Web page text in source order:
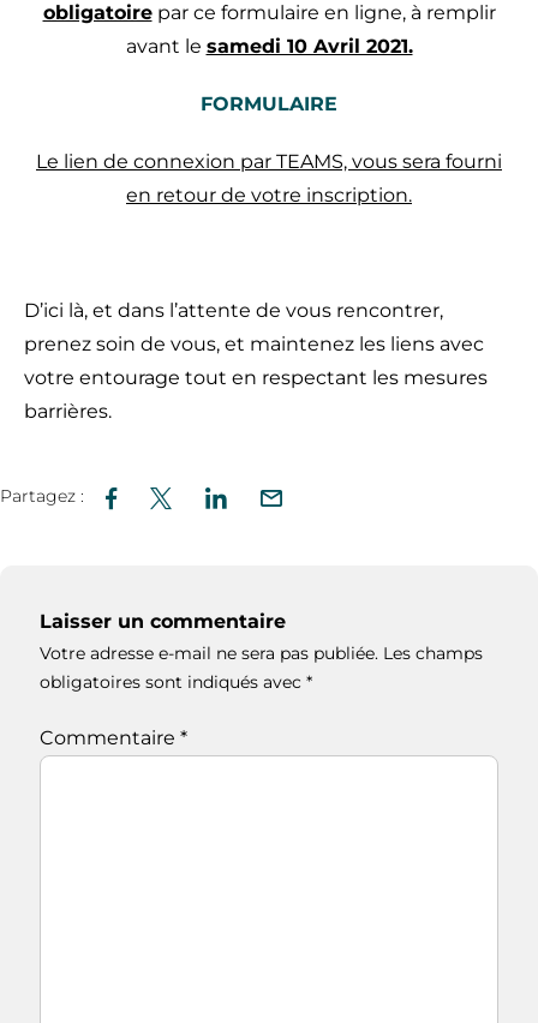
obligatoirepar ce formulaire en ligne, à remplir
avant le samedi 10 Avril 2021.
FORMULAIRE
Le lien de connexion par TEAMS, vous sera fourni
en retour de votre inscription.
D’ici là, et dans l’attente de vous rencontrer,
prenez soin de vous, et maintenez les liens avec
votre entourage tout en respectant les mesures
barrières.
Partagez :
Laisser un commentaire
Votre adresse e-mail ne sera pas publiée. Les champs
obligatoires sont indiqués avec *
Commentaire *